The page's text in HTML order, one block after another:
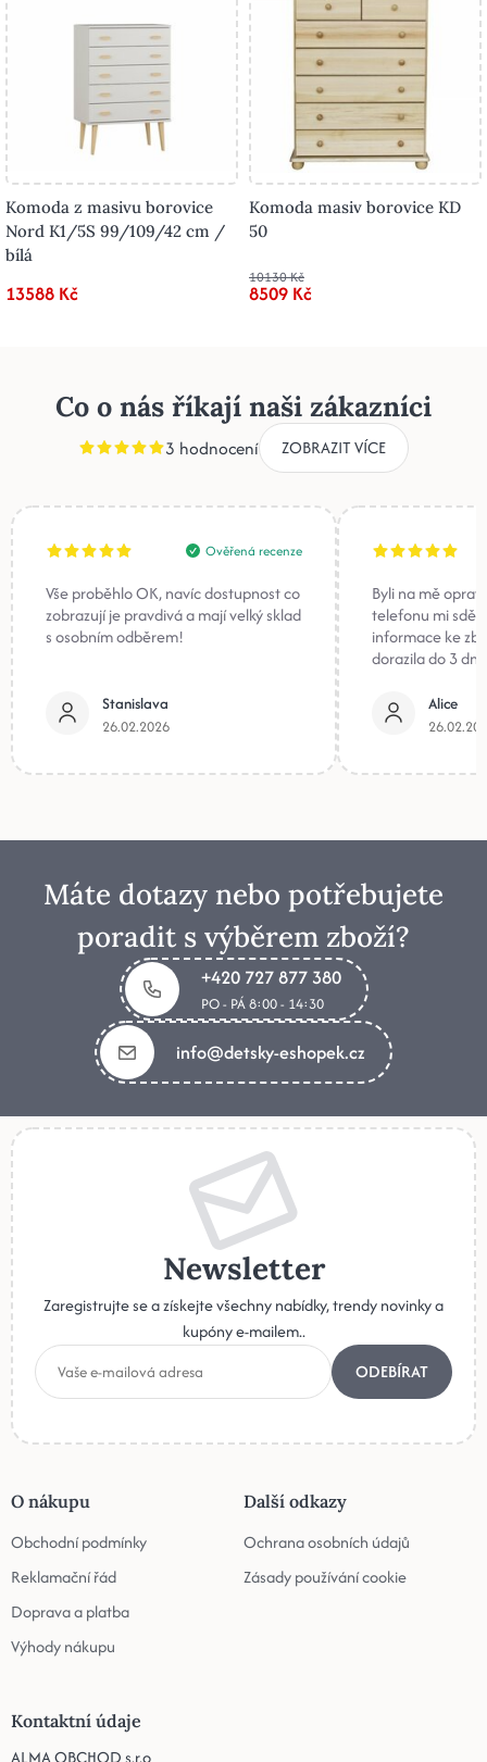
Komoda z masivu borovice
Nord K1/5S 99/109/42 cm /
bílá
13588 Kč
Komoda masiv borovice KD
50
10130 Kč
8509 Kč
Co o nás říkají naši zákazníci
3 hodnocení ZOBRAZIT VÍCE
Ověřená recenze
Vše proběhlo OK, navíc dostupnost co
zobrazují je pravdivá a mají velký sklad
s osobním odběrem!
Stanislava
26.02.2026
Byli na mě
telefonu mi
informace ke
dorazila do 3
Alice
Máte dotazy nebo potřebujete
poradit s výběrem zboží?
+420 727 877 380
PO - PÁ 8:00 - 14:30
info@detsky-eshopek.cz
Newsletter
Zaregistrujte se a získejte všechny nabídky, trendy novinky a
kupóny e-mailem..
ODEBÍRAT
O nákupu
Obchodní podmínky
Reklamační řád
Doprava a platba
Výhody nákupu
Další odkazy
Ochrana osobních údajů
Zásady používání cookie
Kontaktní údaje